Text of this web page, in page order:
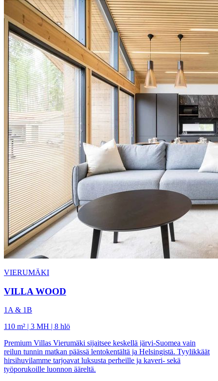
VIERUMÄKI
VILLA WOOD
1A & 1B
110 m² | 3 MH | 8 hlö
Premium Villas Vierumäki sijaitsee keskellä järvi-Suomea vain
reilun tunnin matkan päässä lentokentältä ja Helsingistä. Tyylikkäät
hirsihuvilamme tarjoavat luksusta perheille ja kaveri- sekä
työporukoille luonnon ääreltä.